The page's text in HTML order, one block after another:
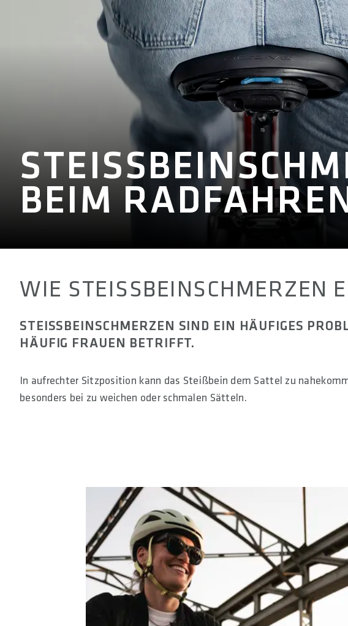
EIM RADFAHREN
WIE STEISSBEINSCHMERZEN
STEISSBEINSCHMERZEN SIND EIN HÄUFIGES
ÄUFIG FRAUEN BETRIFFT.
In aufrechter Sitzposition kann das Steißbein dem Sattel zu
besonders bei zu weichen oder schmalen Sätteln.